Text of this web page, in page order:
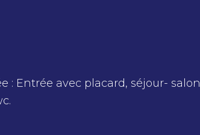
: Entrée avec placard, séjour- salon